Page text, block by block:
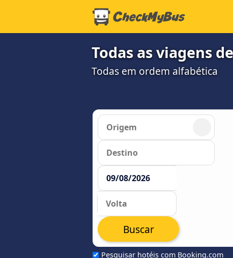
Todas as viagens
Todas em ordem alfabética
Pesquisar hotéis com Booking.com
Buscar